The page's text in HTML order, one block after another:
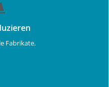
Fabrikate.